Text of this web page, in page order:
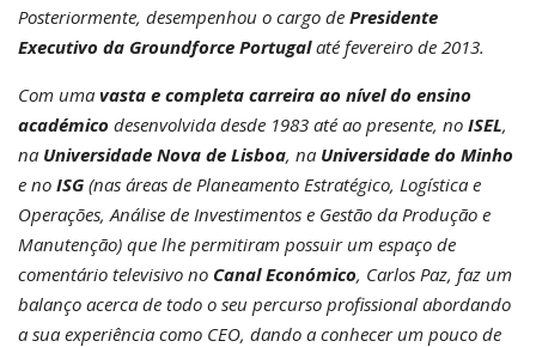
Posteriormente, desempenhou o cargo de Presidente
Executivo da Groundforce Portugalaté fevereiro de 2013.
Com uma vasta e completa carreira ao nível do ensino
académico desenvolvida desde 1983 até ao presente, no ISEL,
na Universidade Nova de Lisboa, na Universidade do Minho
e no ISG (nas áreas de Planeamento Estratégico, Logística e
Operações, Análise de Investimentos e Gestão da Produção e
Manutenção) que lhe permitiram possuir um espaço de
comentário televisivo no Canal Económico, Carlos Paz, faz um
balanço acerca de todo o seu percurso profissional abordando
a sua experiência como CEO, dando a conhecer um pouco de